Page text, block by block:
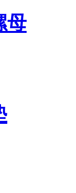
母